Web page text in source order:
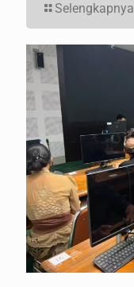
Selengkapnya